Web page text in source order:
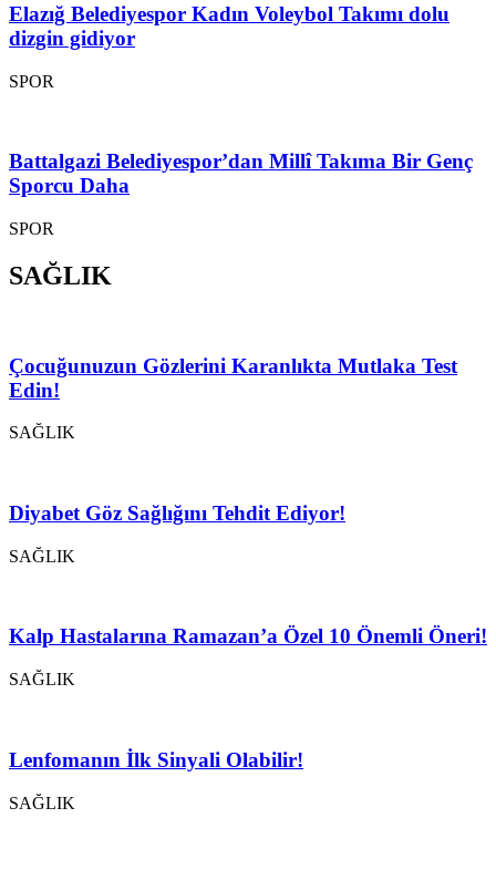
Elazığ Belediyespor Kadın Voleybol Takımı dolu
dizgin gidiyor
SPOR
Battalgazi Belediyespor’dan Millî Takıma Bir Genç
Sporcu Daha
SPOR
SAĞLIK
Çocuğunuzun Gözlerini Karanlıkta Mutlaka Test
Edin!
SAĞLIK
Diyabet Göz Sağlığını Tehdit Ediyor!
SAĞLIK
Kalp Hastalarına Ramazan’a Özel 10 Önemli Öneri!
SAĞLIK
Lenfomanın İlk Sinyali Olabilir!
SAĞLIK